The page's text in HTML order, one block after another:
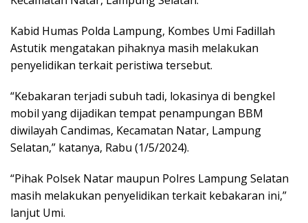
Kabid Humas Polda Lampung, Kombes Umi Fadillah
Astutik mengatakan pihaknya masih melakukan
penyelidikan terkait peristiwa tersebut.
“Kebakaran terjadi subuh tadi, lokasinya di bengkel
mobil yang dijadikan tempat penampungan BBM
diwilayah Candimas, Kecamatan Natar, Lampung
Selatan,” katanya, Rabu (1/5/2024).
“Pihak Polsek Natar maupun Polres Lampung Selatan
masih melakukan penyelidikan terkait kebakaran ini,”
lanjut Umi.